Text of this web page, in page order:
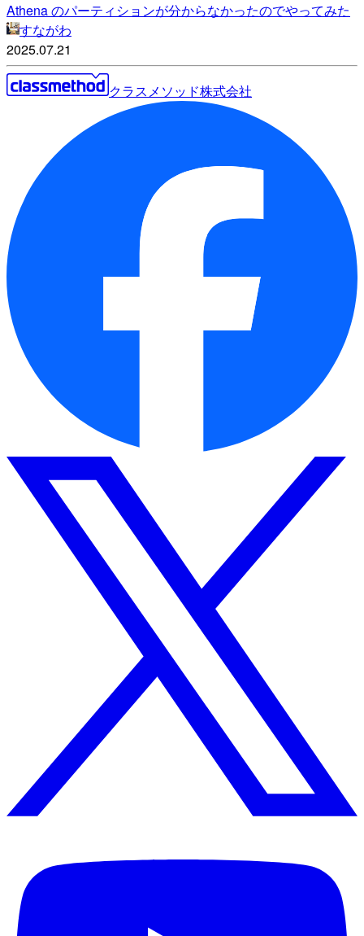
Athena のパーティションが分からなかったのでやってみた
すながわ
2025.07.21
クラスメソッド株式会社